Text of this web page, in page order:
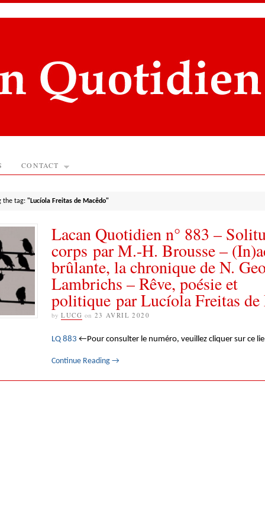
CONTACT
the tag: "Lucíola Freitas de Macêdo"
Lacan Quotidien n° 883 –
corps par M.-H. Brousse –
brûlante, la chronique de N.
Lambrichs – Rêve, poésie et
politique par Lucíola Freitas de
by LUCG on 23 AVRIL 2020
LQ 883 ←Pour consulter le numéro, veuillez cliquer sur ce
Continue Reading →